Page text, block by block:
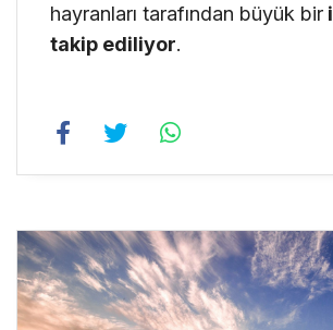
hayranları tarafından büyük bir
takip ediliyor.